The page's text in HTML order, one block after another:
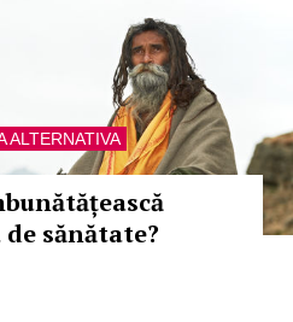
ALTERNATIVA
sănătate?